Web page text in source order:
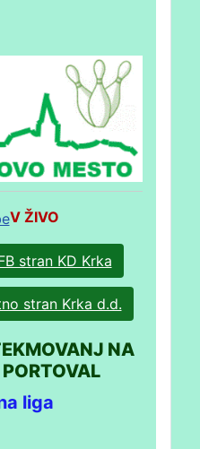
V ŽIVO
stran KD Krka
stran Krka d.d.
NA
liga